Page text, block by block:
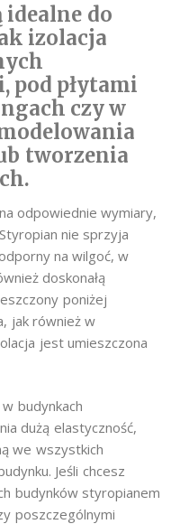
idealne do
izolacja
pod płytami
czy w
tworzenia
odpowiednie wymiary,
nie sprzyja
na wilgoć, w
doskonałą
poniżej
jak również w
jest umieszczona
budynkach
dużą elastyczność,
we wszystkich
Jeśli chcesz
budynków styropianem
poszczególnymi